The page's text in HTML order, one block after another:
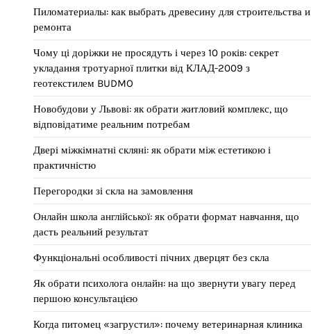
Пиломатериалы: как выбрать древесину для строительства и
ремонта
Чому ці доріжки не просядуть і через 10 років: секрет
укладання тротуарної плитки від КЛАД-2009 з
геотекстилем BUDMO
Новобудови у Львові: як обрати житловий комплекс, що
відповідатиме реальним потребам
Двері міжкімнатні скляні: як обрати між естетикою і
практичністю
Перегородки зі скла на замовлення
Онлайн школа англійської: як обрати формат навчання, що
дасть реальний результат
Функціональні особливості пічних дверцят без скла
Як обрати психолога онлайн: на що звернути увагу перед
першою консультацією
Когда питомец «загрустил»: почему ветеринарная клиника